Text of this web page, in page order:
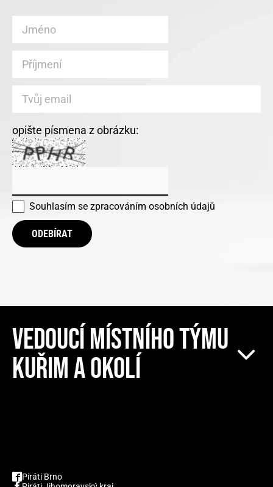
opište písmena z obrázku:
Souhlasím se zpracováním osobních údajů
ODEBÍRAT
VEDOUCÍ MÍSTNÍHO TÝMU
KUŘIM A OKOLÍ
Piráti Brno